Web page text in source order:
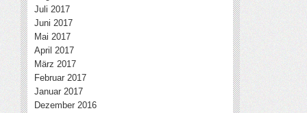
Juli 2017
Juni 2017
Mai 2017
April 2017
März 2017
Februar 2017
Januar 2017
Dezember 2016